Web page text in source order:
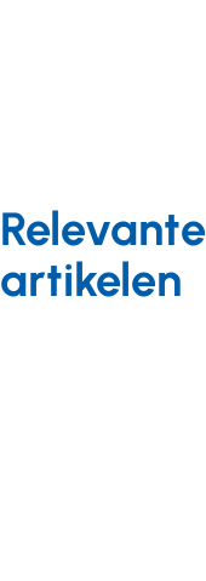
Relevante
artikelen